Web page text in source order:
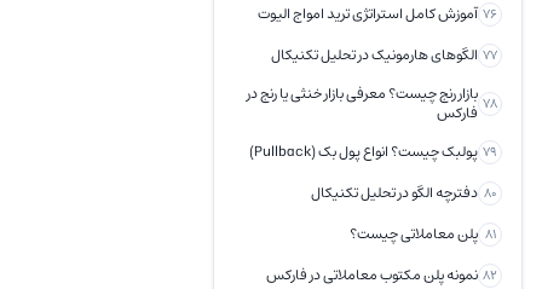
76 آموزش کامل استراتژی ترید امواج الیوت
77 الگوهای هارمونیک در تحلیل تکنیکال
78 بازار رنج چیست؟ معرفی بازار خنثی یا رنج در
فارکس
79 پولبک چیست؟ انواع پول بک (Pullback)
80 دفترچه الگو در تحلیل تکنیکال
81 پلن معاملاتی چیست؟
82 نمونه پلن مکتوب معاملاتی در فارکس